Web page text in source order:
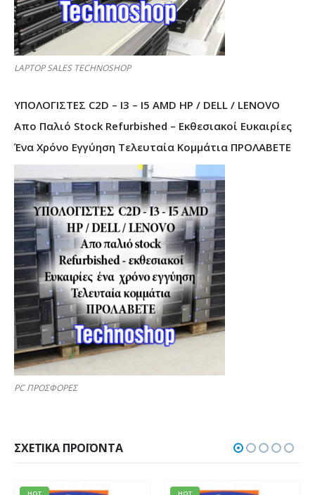
LAPTOP SALES TECHNOSHOP
ΥΠΟΛΟΓΙΣΤΕΣ C2D – I3 – I5 AMD HP / DELL / LENOVO
Απο Παλιό Stock Refurbished – Εκθεσιακοί Ευκαιρίες
Ένα Χρόνο Εγγύηση Τελευταία Κομμάτια ΠΡΟΛΑΒΕΤΕ
PC ΠΡΟΣΦΟΡΕΣ
ΣΧΕΤΙΚΆ ΠΡΟΪΌΝΤΑ
HOT HOT